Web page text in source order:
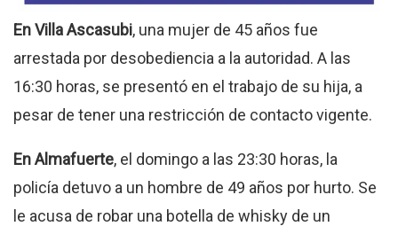
En Villa Ascasubi, una mujer de 45 años fue
arrestada por desobediencia a la autoridad. A las
16:30 horas, se presentó en el trabajo de su hija, a
pesar de tener una restricción de contacto vigente.
En Almafuerte, el domingo a las 23:30 horas, la
policía detuvo a un hombre de 49 años por hurto. Se
le acusa de robar una botella de whisky de un